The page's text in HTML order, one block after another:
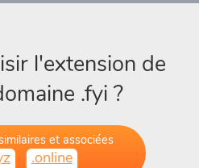
l'extension de
.fyi ?
et associées
.online